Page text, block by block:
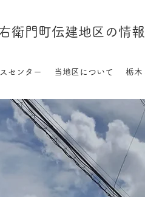
衛門町伝建地区の情
センター 当地区について 栃木